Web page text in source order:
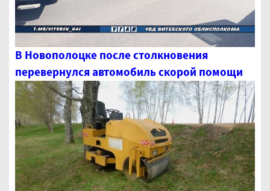
В Новополоцке после столкновения
перевернулся автомобиль скорой помощи